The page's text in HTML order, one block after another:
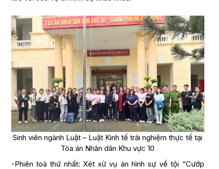
Sinh viên ngành Luật – Luật Kinh tế trải nghiệm thực tế tại
Tòa án Nhân dân Khu vực 10
-Phiên toà thứ nhất: Xét xử vụ án hình sự về tội “Cướp